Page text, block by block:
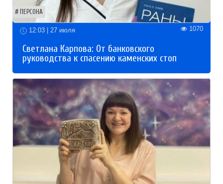
ПЕРСОНА
12:03 | 27 июля 1070
Светлана Карпова: От банковского
руководства к спасению каменских стоп